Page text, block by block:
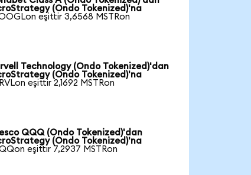
(Ondo Tokenized)'na
eşittir 3,6568 MSTRon
Technology (Ondo Tokenized)'dan
(Ondo Tokenized)'na
eşittir 2,1692 MSTRon
QQQ (Ondo Tokenized)'dan
(Ondo Tokenized)'na
eşittir 7,2937 MSTRon